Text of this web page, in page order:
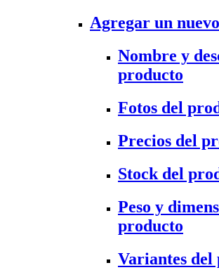
Agregar un
Nombre y
producto
Fotos del
Precios del
Stock del
Peso y
producto
Variantes del